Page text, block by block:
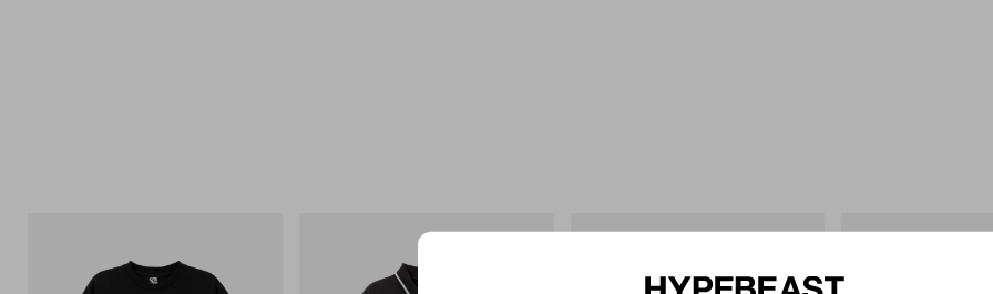
Billionaire Boys Club X Initial D Cotton T-
INITIAL
INITIAL
BILLIONAIRE BOYS
COTTON T-SHIRT #1